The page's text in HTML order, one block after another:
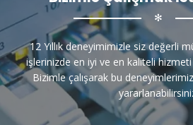
✻
12 Yıllık deneyimimizle siz değerli
işlerinizde en iyi ve en kaliteli
Bizimle çalışarak bu